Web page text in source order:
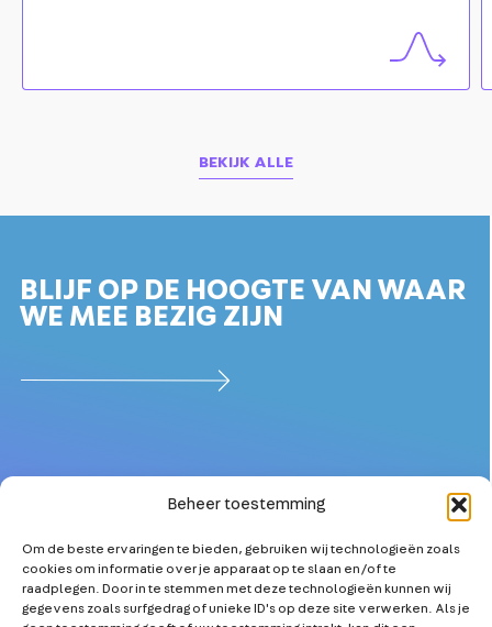
Beheer toestemming
Om de beste ervaringen te bieden, gebruiken wij technologieën zoals
cookies om informatie over je apparaat op te slaan en/of te
raadplegen. Door in te stemmen met deze technologieën kunnen wij
gegevens zoals surfgedrag of unieke ID's op deze site verwerken. Als je
BEKIJK ALLE
OVER
PARTNERS
NIEUWS
MEER TECHNICI
KETENSAMENWERKING
TECHNOLOGISCHE
BLIJF OP DE HOOGTE VAN WAAR
WE MEE BEZIG ZIJN